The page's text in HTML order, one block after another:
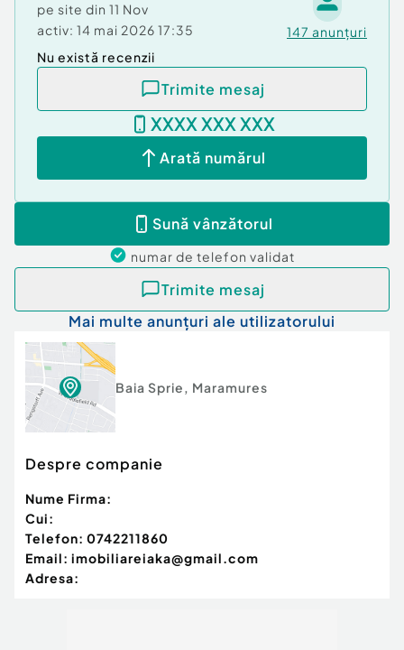
pe site din 11 Nov
activ: 14 mai 2026 17:35 147 anunțuri
Nu există recenzii
Trimite mesaj
XXXX XXX XXX
Arată numărul
Sună vânzătorul
numar de telefon validat
Trimite mesaj
Mai multe anunțuri ale utilizatorului
Baia Sprie, Maramures
Despre companie
Nume Firma:
Cui:
Telefon: 0742211860
Email: imobiliareiaka@gmail.com
Adresa: